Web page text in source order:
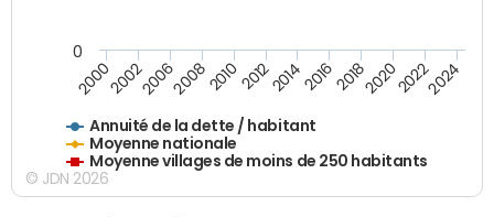
Annuité de la dette / habitant
Moyenne nationale
Moyenne villages de moins de 250 habitants
200020022006200820102012201420162018202020222024
0
© JDN 2026